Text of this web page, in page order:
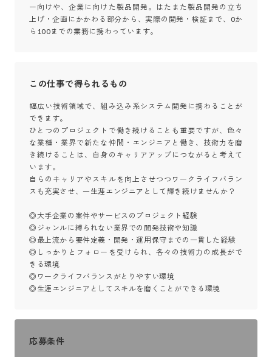
ー向けや、企業に向けた製品開発。はたまた製品開発の立ち
上げ・企画にかかわる部分から、実際の開発・検証まで、0か
ら100までの業務に携わっています。
この仕事で得られるもの
幅広い技術領域で、組み込み系システム開発に携わることが
できます。
ひとつのプロジェクトで働き続けることも重要ですが、色々
な業種・業界で新たな仲間・エンジニアと働き、技術力を磨
き続けることは、自身のキャリアアップにつながると考えて
います。
自らのキャリアやスキルを向上させつつワークライフバラン
スも充実させ、一生涯エンジニアとして輝き続けませんか？
◎大手企業の案件やサービスのプロジェクト経験
◎ジャンルに縛られない業界での開発技術や知識
◎最上流から要件定義・開発・運用保守までの一貫した経験
◎しっかりとフォローを受けられ、各々の技術力の成長がで
きる環境
◎ワークライフバランスがとりやすい環境
◎生涯エンジニアとしてスキルを磨くことができる環境
応募条件